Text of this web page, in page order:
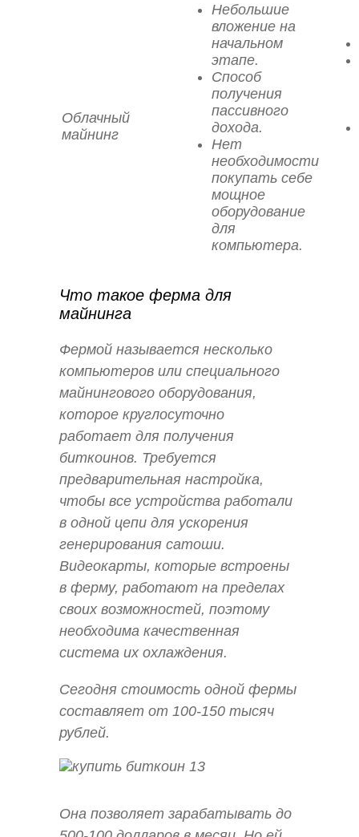
Облачный
майнинг
Небольшие
вложение на
начальном
этапе.
Способ
получения
пассивного
дохода.
Нет
необходимости
покупать себе
мощное
оборудование
для
компьютера.
Что такое ферма для
майнинга
Фермой называется несколько
компьютеров или специального
майнингового оборудования,
которое круглосуточно
работает для получения
биткоинов. Требуется
предварительная настройка,
чтобы все устройства работали
в одной цепи для ускорения
генерирования сатоши.
Видеокарты, которые встроены
в ферму, работают на пределах
своих возможностей, поэтому
необходима качественная
система их охлаждения.
Сегодня стоимость одной фермы
составляет от 100-150 тысяч
рублей.
Она позволяет зарабатывать до